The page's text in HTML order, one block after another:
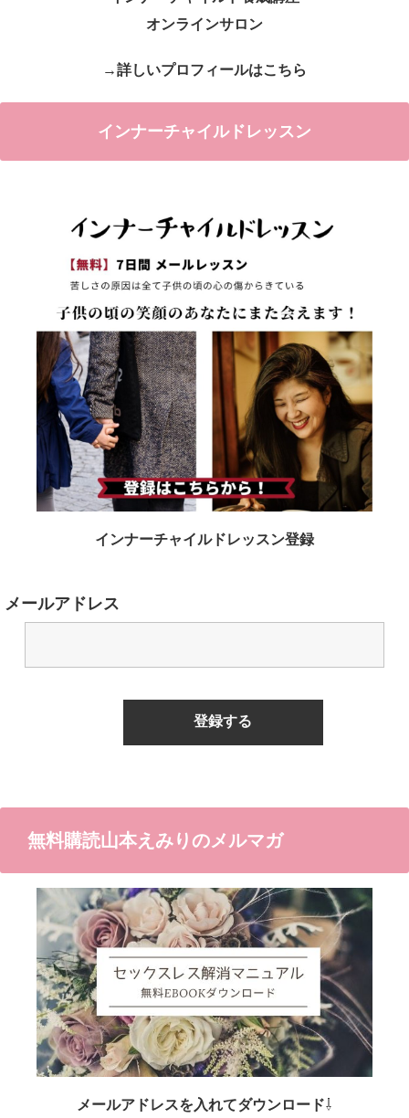
オンラインサロン
→詳しいプロフィールはこちら
インナーチャイルドレッスン
インナーチャイルドレッスン登録
メールアドレス
無料購読山本えみりのメルマガ
メールアドレスを入れてダウンロード⇩